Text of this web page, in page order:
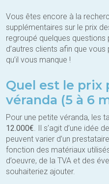
Vous êtes encore à la
supplémentaires sur le prix
regroupé quelques
d’autres clients afin que
qu’il vous manque !
Quel est le prix
véranda (5 à 6
Pour une petite véranda, les
12.000€. Il s’agit d’une idée
peuvent varier d’un
fonction des matériaux
d’oeuvre, de la TVA et des
souhaiteriez ajouter.